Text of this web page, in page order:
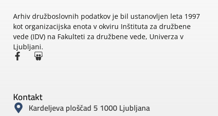
Arhiv družboslovnih podatkov je bil ustanovljen leta 1997
kot organizacijska enota v okviru Inštituta za družbene
vede (IDV) na Fakulteti za družbene vede, Univerza v
Ljubljani.
Kontakt
Kardeljeva ploščad 5 1000 Ljubljana